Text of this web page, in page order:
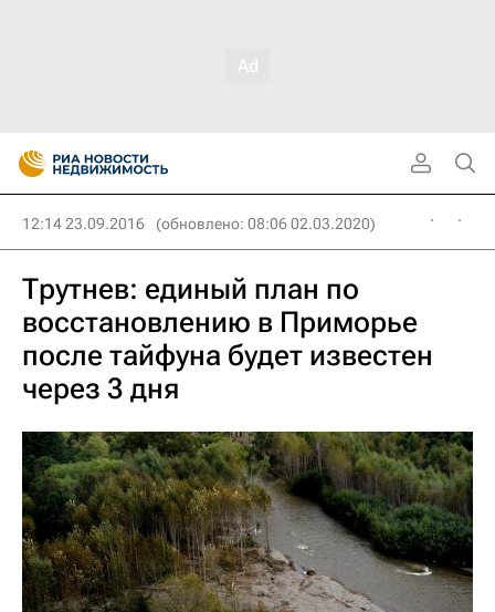
12:14 23.09.2016 (обновлено: 08:06 02.03.2020)
Трутнев: единый план по
восстановлению в Приморье
после тайфуна будет известен
через 3 дня